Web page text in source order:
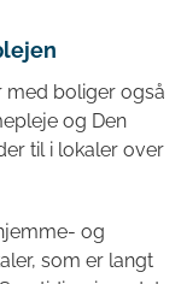
med boliger også
og Den
til i lokaler over
og
som er langt